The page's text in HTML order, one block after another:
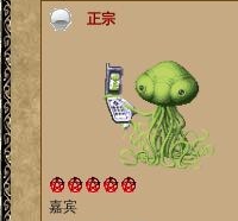
正宗
嘉宾